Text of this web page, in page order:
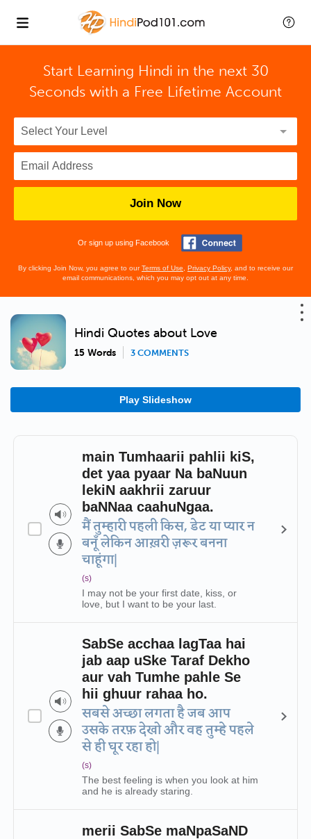
Start Learning Hindi in the next 30
Seconds with a Free Lifetime Account
Join Now
Or sign up using Facebook
By clicking Join Now, you agree to ourTerms of Use Privacy Policy, and to receive our
email communications, which you may opt out at any time.
Hindi Quotes about Love
15 Words 3 COMMENTS
Play Slideshow
main Tumhaarii pahlii kiS,
det yaa pyaar Na baNuun
lekiN aakhrii zaruur
baNNaa caahuNgaa.
मैं तुम्हारी पहली किस, डेट या प्यार न
बनूँ लेकिन आख़री ज़रूर बनना
चाहूंगा|
(s)
I may not be your first date, kiss, or
love, but I want to be your last.
SabSe acchaa lagTaa hai
jab aap uSke Taraf Dekho
aur vah Tumhe pahle Se
hii ghuur rahaa ho.
सबसे अच्छा लगता है जब आप
उसके तरफ़ देखो और वह तुम्हे पहले
से ही घूर रहा हो|
(s)
The best feeling is when you look at him
and he is already staring.
merii SabSe maNpaSaND